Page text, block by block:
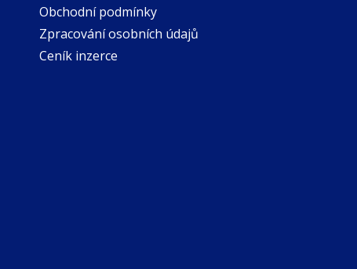
Obchodní podmínky
Zpracování osobních údajů
Ceník inzerce